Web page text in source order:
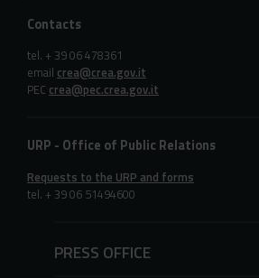
Contacts
tel. + 39 06 478361
email crea@crea.gov.it
PEC crea@pec.crea.gov.it
URP - Office of Public Relations
Requests to the URP and forms
tel. + 39 06 51494600
PRESS OFFICE